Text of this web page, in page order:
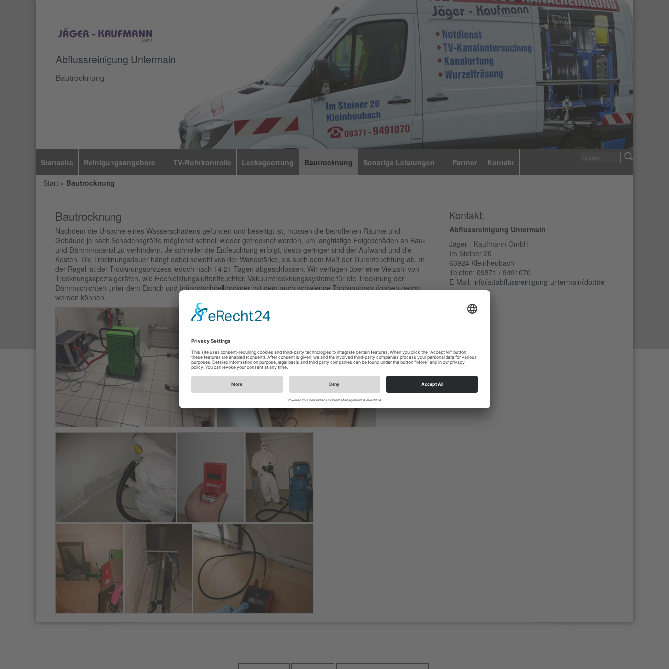
Abflussreinigung Untermain
Bautrocknung
Startseite Reinigungsangebote TV-Rohrkontrolle Leckageortung Bautrocknung Sonstige Leistungen Partner Kontakt
Start » Bautrocknung
Bautrocknung
Nachdem die Ursache eines Wasserschadens gefunden und beseitigt ist, müssen die betroffenen Räume und
Gebäude je nach Schadensgröße möglichst schnell wieder getrocknet werden, um langfristige Folgeschäden an Bau-
und Dämmmaterial zu verhindern. Je schneller die Entfeuchtung erfolgt, desto geringer sind der Aufwand und die
Kosten. Die Trocknungsdauer hängt dabei sowohl von der Wandstärke, als auch dem Maß der Durchfeuchtung ab. In
der Regel ist der Trocknungsprozess jedoch nach 14-21 Tagen abgeschlossen. Wir verfügen über eine Vielzahl von
Trocknungsspezialgeräten, wie Hochleistungsluftentfeuchter, Vakuumtrocknungssysteme für die Trocknung der
Dämmschichten unter dem Estrich und Infrarotschnelltrockner mit dem auch schwierige Trocknungsaufgaben gelöst
werden können.
Kontakt:
Abflussreinigung Untermain
Jäger - Kaufmann GmbH
Im Steiner 20
63924 Kleinheubach
Telefon: 09371 / 9491070
E-Mail: info(at)abflussreinigung-untermain(dot)de